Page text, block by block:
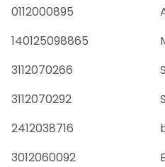
0112000895
140125098865
3112070266
3112070292
2412038716
3012060092